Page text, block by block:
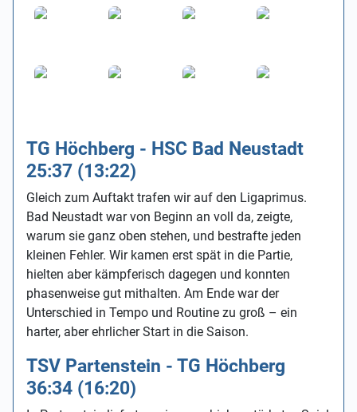
TG Höchberg - HSC Bad Neustadt
25:37 (13:22)
Gleich zum Auftakt trafen wir auf den Ligaprimus.
Bad Neustadt war von Beginn an voll da, zeigte,
warum sie ganz oben stehen, und bestrafte jeden
kleinen Fehler. Wir kamen erst spät in die Partie,
hielten aber kämpferisch dagegen und konnten
phasenweise gut mithalten. Am Ende war der
Unterschied in Tempo und Routine zu groß – ein
harter, aber ehrlicher Start in die Saison.
TSV Partenstein - TG Höchberg
36:34 (16:20)